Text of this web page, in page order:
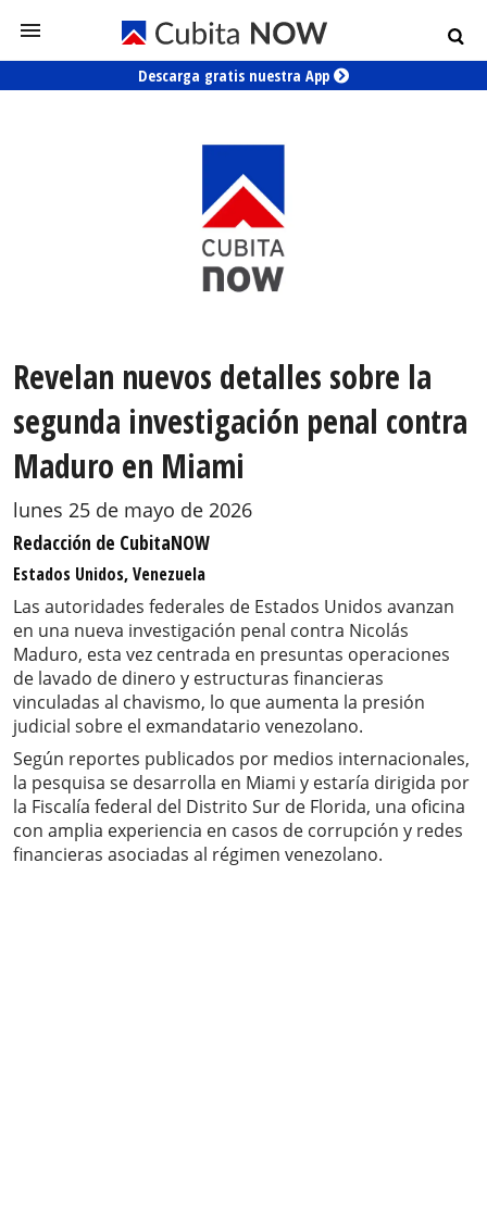
Descarga gratis nuestra App
Revelan nuevos detalles sobre la
segunda investigación penal contra
Maduro en Miami
lunes 25 de mayo de 2026
Redacción de CubitaNOW
Estados Unidos, Venezuela
Las autoridades federales de Estados Unidos avanzan
en una nueva investigación penal contra Nicolás
Maduro, esta vez centrada en presuntas operaciones
de lavado de dinero y estructuras financieras
vinculadas al chavismo, lo que aumenta la presión
judicial sobre el exmandatario venezolano.
Según reportes publicados por medios internacionales,
la pesquisa se desarrolla en Miami y estaría dirigida por
la Fiscalía federal del Distrito Sur de Florida, una oficina
con amplia experiencia en casos de corrupción y redes
financieras asociadas al régimen venezolano.